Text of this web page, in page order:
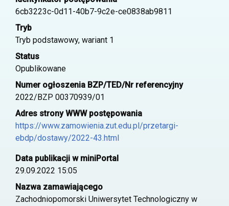
6cb3223c-0d11-40b7-9c2e-ce0838ab9811
Tryb
Tryb podstawowy, wariant 1
Status
Opublikowane
Numer ogłoszenia BZP/TED/Nr referencyjny
2022/BZP 00370939/01
Adres strony WWW postępowania
https://www.zamowienia.zut.edu.pl/przetargi-
ebdp/dostawy/2022-43.html
Data publikacji w miniPortal
29.09.2022 15:05
Nazwa zamawiającego
Zachodniopomorski Uniwersytet Technologiczny w